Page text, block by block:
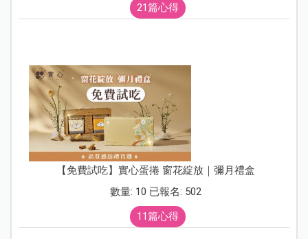
21篇心得
【免費試吃】實心蛋捲 窗花綻放｜彌月禮盒
數量: 10 已報名: 502
11篇心得